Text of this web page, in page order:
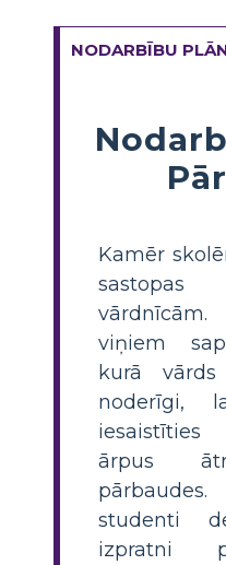
NODARBĪBU
Kamēr
viņiem
kurā
noderīgi,
ārpus
studenti
izpratni